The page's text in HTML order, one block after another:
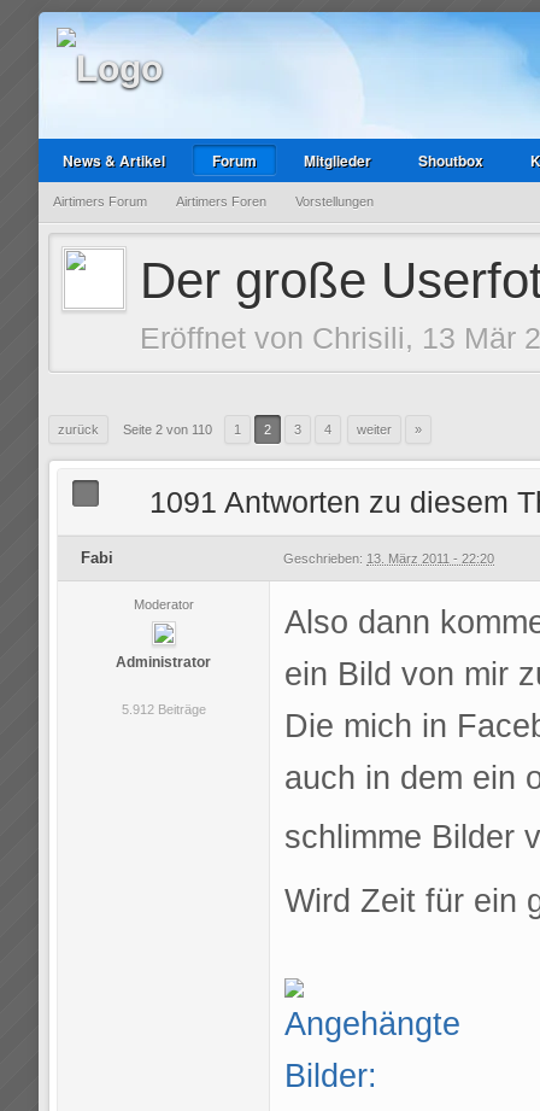
News & Artikel Forum Mitglieder Shoutbox
Airtimers Forum Airtimers Foren Vorstellungen
Der große
Eröffnet von Chrisili, 13 Mär
zurück Seite 2 von 110 1 2 3 4 weiter »
1091 Antworten zu diesem
Fabi Geschrieben: 13. März 2011 - 22:20
Moderator
Administrator
5.912 Beiträge
Also dann
ein Bild von mir
Die mich in
auch in dem ein
schlimme Bilder
Wird Zeit für ein